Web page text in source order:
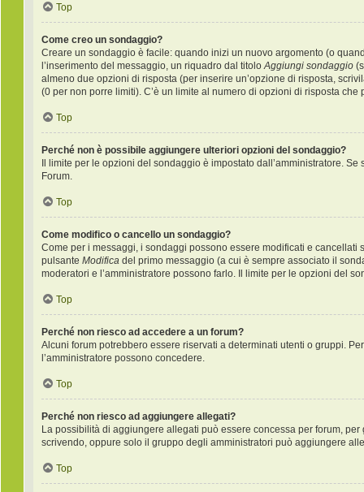
Top
Come creo un sondaggio?
Creare un sondaggio è facile: quando inizi un nuovo argomento (o
l’inserimento del messaggio, un riquadro dal titoloAggiungi sondaggio
almeno due opzioni di risposta (per inserire un’opzione di risposta,
(0 per non porre limiti). C’è un limite al numero di opzioni di risposta
Top
Perché non è possibile aggiungere ulteriori opzioni del sondaggio?
Il limite per le opzioni del sondaggio è impostato dall’amministratore.
Forum.
Top
Come modifico o cancello un sondaggio?
Come per i messaggi, i sondaggi possono essere modificati e
pulsante Modifica del primo messaggio (a cui è sempre associato il
moderatori e l’amministratore possono farlo. Il limite per le opzioni del
Top
Perché non riesco ad accedere a un forum?
Alcuni forum potrebbero essere riservati a determinati utenti o gruppi.
l’amministratore possono concedere.
Top
Perché non riesco ad aggiungere allegati?
La possibilità di aggiungere allegati può essere concessa per forum,
scrivendo, oppure solo il gruppo degli amministratori può aggiungere
Top